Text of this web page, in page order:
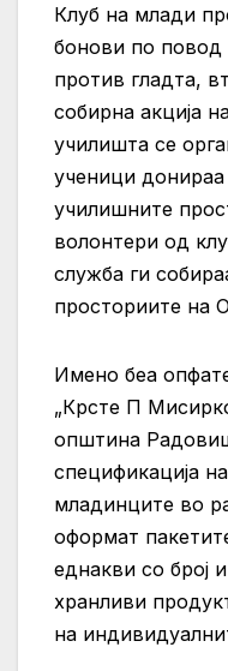
Клуб на млади
бонови по повод
против гладта,
собирна акција
училишта се
ученици
училишните
волонтери од
служба ги
просториите на
Имено беа
„Крсте П
општина
спецификација
младинците во
оформат
еднакви со број
хранливи
на